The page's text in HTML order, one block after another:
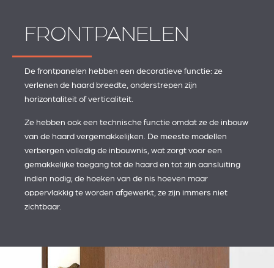
FRONTPANELEN
De frontpanelen hebben een decoratieve functie: ze
verlenen de haard breedte, onderstrepen zijn
horizontaliteit of verticaliteit.
Ze hebben ook een technische functie omdat ze de inbouw
van de haard vergemakkelijken. De meeste modellen
verbergen volledig de inbouwnis, wat zorgt voor een
gemakkelijke toegang tot de haard en tot zijn aansluiting
indien nodig; de hoeken van de nis hoeven maar
oppervlakkig te worden afgewerkt, ze zijn immers niet
zichtbaar.